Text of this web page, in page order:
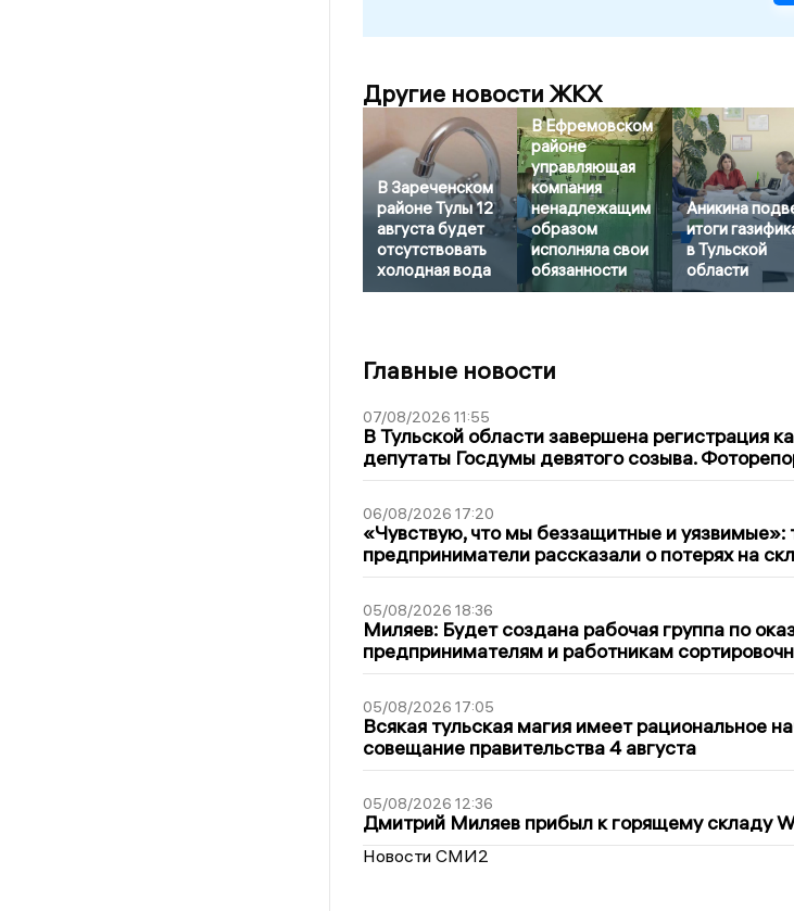
Другие новости ЖКХ
В Зареченском
районе Тулы 12
августа будет
отсутствовать
холодная вода
В Ефремовском
районе
управляющая
компания
ненадлежащим
образом
исполняла свои
обязанности
Аникина
итоги
в Тульской
области
Главные новости
07/08/2026 11:55
В Тульской области завершена регистрация
депутаты Госдумы девятого созыва.
06/08/2026 17:20
«Чувствую, что мы беззащитные и уязвимые»:
предприниматели рассказали о потерях на
05/08/2026 18:36
Миляев: Будет создана рабочая группа по
предпринимателям и работникам
05/08/2026 17:05
Всякая тульская магия имеет рациональное
совещание правительства 4 августа
05/08/2026 12:36
Дмитрий Миляев прибыл к горящему складу
Новости СМИ2